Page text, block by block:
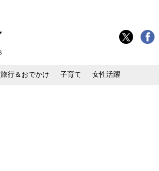
旅行＆おでかけ 子育て 女性活躍